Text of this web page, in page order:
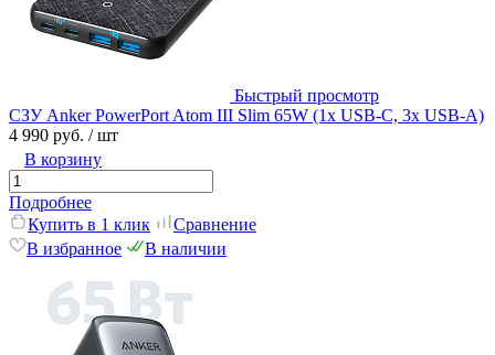
Быстрый просмотр
СЗУ Anker PowerPort Atom III Slim 65W (1x USB-С, 3x USB-A)
4 990 руб. / шт
В корзину
Подробнее
Купить в 1 клик
Сравнение
В избранное
В наличии